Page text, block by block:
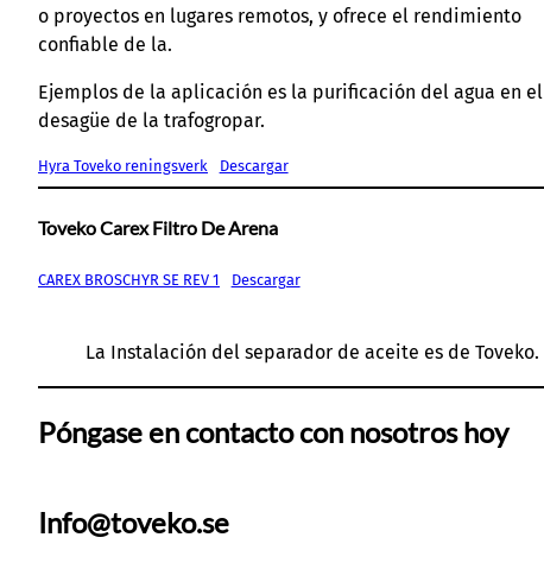
o proyectos en lugares remotos, y ofrece el rendimiento
confiable de la.
Ejemplos de la aplicación es la purificación del agua en el
desagüe de la trafogropar.
Hyra Toveko reningsverk Descargar
Toveko Carex Filtro De Arena
CAREX BROSCHYR SE REV 1 Descargar
La Instalación del separador de aceite es de Toveko.
Póngase en contacto con nosotros hoy
Info@toveko.se